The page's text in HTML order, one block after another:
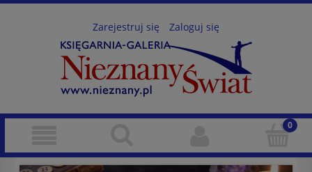
Zarejestruj się Zaloguj się